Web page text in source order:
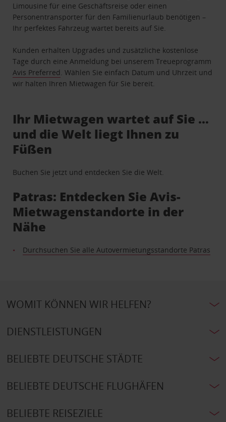
Limousine für eine Geschäftsreise oder einen
Personentransporter für den Familienurlaub benötigen –
Ihr perfektes Fahrzeug wartet bereits auf Sie.
Kunden erhalten Upgrades und zusätzliche kostenlose
Tage durch eine Anmeldung bei unserem Treueprogramm
Avis Preferred . Wählen Sie einfach Datum und Uhrzeit und
wir halten Ihren Mietwagen für Sie bereit.
Ihr Mietwagen wartet auf Sie …
und die Welt liegt Ihnen zu
Füßen
Buchen Sie jetzt und entdecken Sie die Welt.
Patras: Entdecken Sie Avis-
Mietwagenstandorte in der
Nähe
Durchsuchen Sie alle Autovermietungsstandorte Patras
WOMIT KÖNNEN WIR HELFEN?
DIENSTLEISTUNGEN
BELIEBTE DEUTSCHE STÄDTE
BELIEBTE DEUTSCHE FLUGHÄFEN
BELIEBTE REISEZIELE